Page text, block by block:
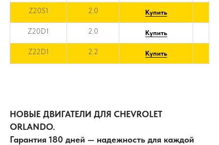
Z20S1 2.0 Купить
Z20D1 2.0 Купить
Z22D1 2.2 Купить
НОВЫЕ ДВИГАТЕЛИ ДЛЯ CHEVROLET
ORLANDO.
Гарантия 180 дней — надежность для каждой